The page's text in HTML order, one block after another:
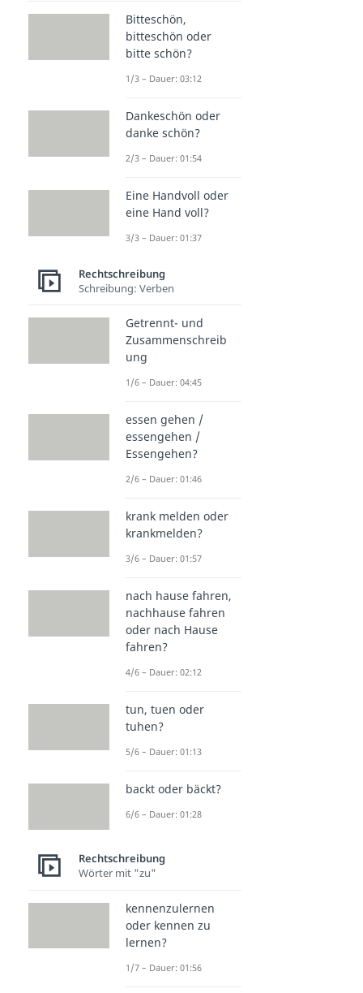
Bitteschön,
bitteschön oder
bitte schön?
1/3 – Dauer: 03:12
Dankeschön oder
danke schön?
2/3 – Dauer: 01:54
Eine Handvoll oder
eine Hand voll?
3/3 – Dauer: 01:37
Rechtschreibung
Schreibung: Verben
Getrennt- und
Zusammenschreib
ung
1/6 – Dauer: 04:45
essen gehen /
essengehen /
Essengehen?
2/6 – Dauer: 01:46
krank melden oder
krankmelden?
3/6 – Dauer: 01:57
nach hause fahren,
nachhause fahren
oder nach Hause
fahren?
4/6 – Dauer: 02:12
tun, tuen oder
tuhen?
5/6 – Dauer: 01:13
backt oder bäckt?
6/6 – Dauer: 01:28
Rechtschreibung
Wörter mit "zu"
kennenzulernen
oder kennen zu
lernen?
1/7 – Dauer: 01:56